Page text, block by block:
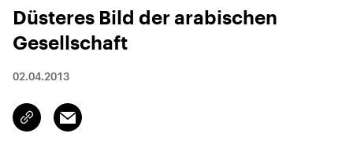
Düsteres Bild der arabischen
Gesellschaft
02.04.2013
Link
kopieren/teilen
Email